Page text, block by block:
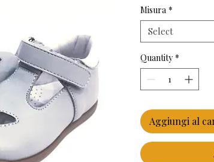
Misura *
Select
Quantity *
Aggiungi al